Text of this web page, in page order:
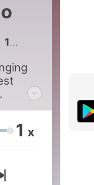
186 - Cafe Mambo Ibiza – Mambo Radio #110 (ft. Wally Lopez Guest Mix)
to
on
1 x